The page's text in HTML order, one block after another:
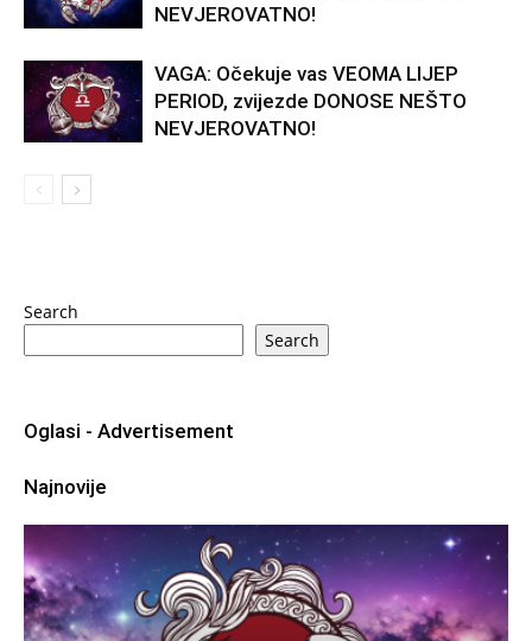
NEVJEROVATNO!
VAGA: Očekuje vas VEOMA LIJEP
PERIOD, zvijezde DONOSE NEŠTO
NEVJEROVATNO!
Search
Search
Oglasi - Advertisement
Najnovije